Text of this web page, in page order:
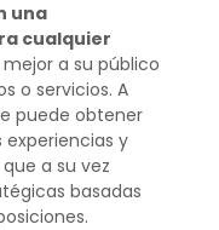
una
cualquier
a su público
o servicios. A
puede obtener
y
a su vez
basadas